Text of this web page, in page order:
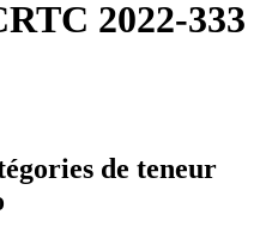
2022-333
de teneur